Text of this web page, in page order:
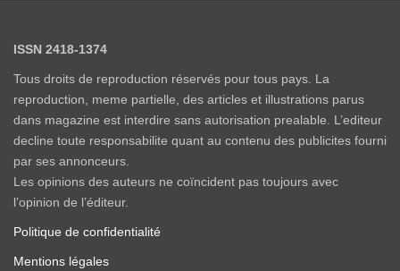
ISSN 2418-1374
Tous droits de reproduction réservés pour tous pays. La
reproduction, meme partielle, des articles et illustrations parus
dans magazine est interdire sans autorisation prealable. L’editeur
decline toute responsabilite quant au contenu des publicites fourni
par ses annonceurs.
Les opinions des auteurs ne coïncident pas toujours avec
l’opinion de l’éditeur.
Politique de confidentialité
Mentions légales